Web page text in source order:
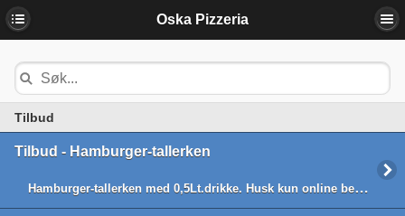
Oska Pizzeria
Tilbud
Tilbud - Hamburger-tallerken
Hamburger-tallerken med 0,5Lt.drikke. Husk kun online bestilling!